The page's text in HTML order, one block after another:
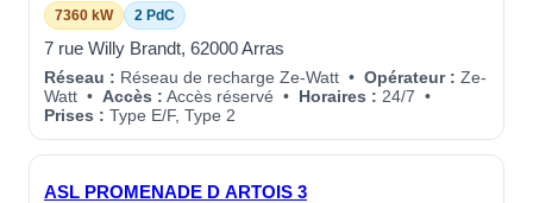
7360 kW 2 PdC
7 rue Willy Brandt, 62000 Arras
Réseau : Réseau de recharge Ze-Watt • Opérateur : Ze-
Watt • Accès : Accès réservé • Horaires : 24/7 •
Prises : Type E/F, Type 2
ASL PROMENADE D ARTOIS 3